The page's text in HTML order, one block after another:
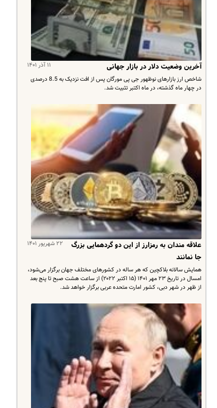
۱۱ آذر ۱۴۰۱ آخرین وضعیت دلار در بازار جهانی
شاخص ارز بازارهای نوظهور جی پی مورگان پس از افت نزدیک به 8.5 درصدی
در چهار ماه گذشته، در ماه اکتبر تثبیت شد.
۲۲ شهریور ۱۴۰۱
علاقه مندان به رمزارز از این دو گردهمایی بزرگ
جا نمانند
همایش سالانه بلاکچین که هر ساله در کشورهای مختلف جهان برگزار می‌شود،
امسال در تاریخ ۲۳ مهر ۱۴۰۱ (۱۵ اکتبر ۲۰۲۲) از ساعت هشت صبح تا پنج بعد
از ظهر در شهر دبی، کشور امارت متحده عربی برگزار خواهد شد.